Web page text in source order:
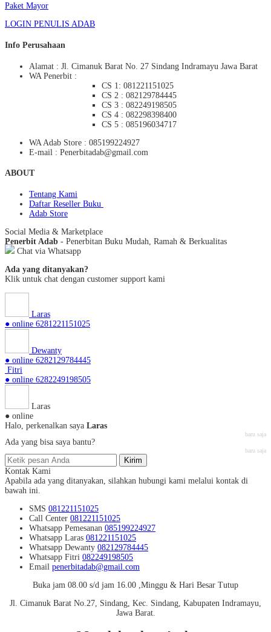
Paket Mayor
LOGIN PENULIS ADAB
Info Perusahaan
Alamat : Jl. Cimanuk Barat No. 27 Sindang Indramayu Jawa Barat
WA Penerbit :
CS 1: 081221151025
CS 2 : 082129784445
CS 3 : 082249198505
CS 4 : 082298398400
CS 5 : 085196034717
WA Adab Store : 085199224927
E-mail : Penerbitadab@gmail.com
ABOUT
Tentang Kami
Daftar Reseller Buku
Adab Store
Social Media & Marketplace
Penerbit Adab - Penerbitan Buku Mudah, Ramah & Berkualitas
Chat via Whatsapp
Ada yang ditanyakan?
Klik untuk chat dengan customer support kami
Laras
● online 6281221151025
Dewanty
● online 6282129784445
Fitri
● online 6282249198505
Laras
● online
Halo, perkenalkan saya Laras
baru saja
Ada yang bisa saya bantu?
baru saja
Kirim
Kontak Kami
Apabila ada yang ditanyakan, silahkan hubungi kami melalui kontak di
bawah ini.
SMS 081221151025
Call Center 081221151025
Whatsapp Pemesanan 085199224927
Whatsapp Laras 081221151025
Whatsapp Dewanty 082129784445
Whatsapp Fitri 082249198505
Email penerbitadab@gmail.com
Buka jam 08.00 s/d jam 16.00 ,Minggu & Hari Besar Tutup
Jl. Cimanuk Barat No.27, Sindang, Kec. Sindang, Kabupaten Indramayu,
Jawa Barat.